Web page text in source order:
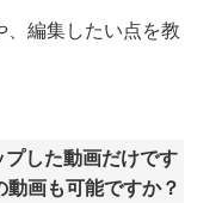
、編集したい点を教
した動画だけです
画も可能ですか？